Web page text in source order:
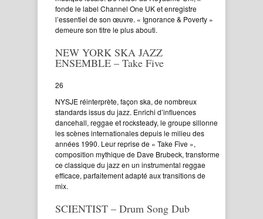
fonde le label Channel One UK et enregistre
l’essentiel de son œuvre. « Ignorance & Poverty »
demeure son titre le plus abouti.
NEW YORK SKA JAZZ
ENSEMBLE – Take Five
26
NYSJE réinterprète, façon ska, de nombreux
standards issus du jazz. Enrichi d’influences
dancehall, reggae et rocksteady, le groupe sillonne
les scènes internationales depuis le milieu des
années 1990. Leur reprise de « Take Five »,
composition mythique de Dave Brubeck, transforme
ce classique du jazz en un instrumental reggae
efficace, parfaitement adapté aux transitions de
mix.
SCIENTIST – Drum Song Dub